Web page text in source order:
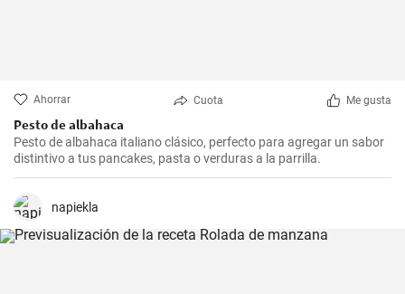
Ahorrar Cuota Me gusta
Pesto de albahaca
Pesto de albahaca italiano clásico, perfecto para agregar un sabor
distintivo a tus pancakes, pasta o verduras a la parrilla.
napiekla